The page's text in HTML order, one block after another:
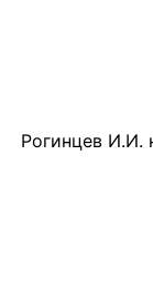
Рогинцев И.И.